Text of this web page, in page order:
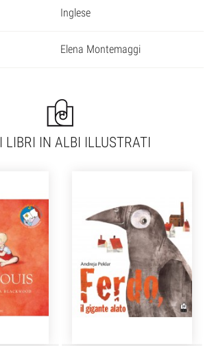
Inglese
Elena Montemaggi
ALTRI LIBRI IN ALBI ILLUSTRATI